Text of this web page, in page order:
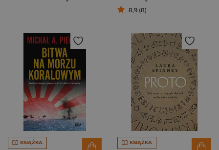
8,9 (8)
KSIĄŻKA KSIĄŻKA